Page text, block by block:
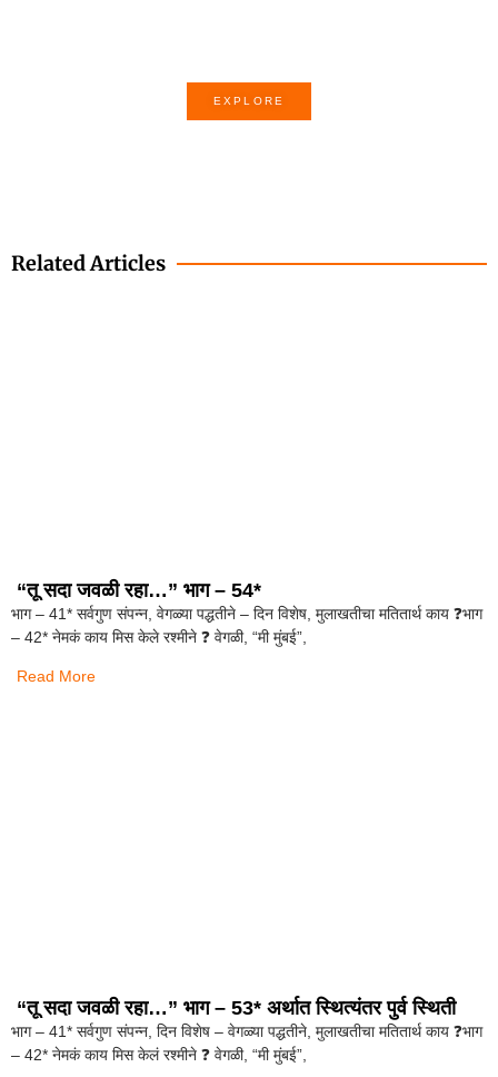
EXPLORE
Related Articles
“तू सदा जवळी रहा…” भाग – 54*
भाग – 41* सर्वगुण संपन्न, वेगळ्या पद्धतीने – दिन विशेष, मुलाखतीचा मतितार्थ काय ❓️भाग
– 42* नेमकं काय मिस केले रश्मीने ❓️ वेगळी, “मी मुंबई”,
Read More
“तू सदा जवळी रहा…” भाग – 53* अर्थात स्थित्यंतर पुर्व स्थिती
भाग – 41* सर्वगुण संपन्न, दिन विशेष – वेगळ्या पद्धतीने, मुलाखतीचा मतितार्थ काय ❓️भाग
– 42* नेमकं काय मिस केलं रश्मीने ❓️ वेगळी, “मी मुंबई”,